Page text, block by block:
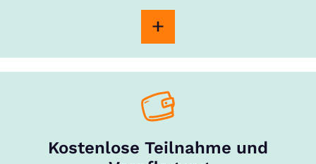
Kostenlose Teilnahme und